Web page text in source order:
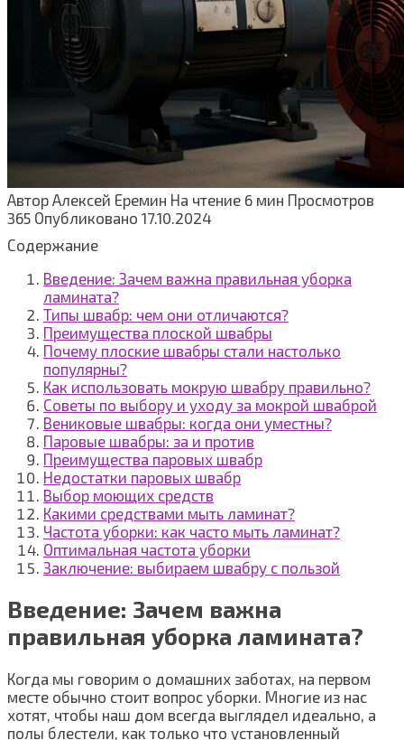
Автор Алексей Еремин На чтение 6 мин Просмотров
365 Опубликовано 17.10.2024
Содержание
Введение: Зачем важна правильная уборка
ламината?
Типы швабр: чем они отличаются?
Преимущества плоской швабры
Почему плоские швабры стали настолько
популярны?
Как использовать мокрую швабру правильно?
Советы по выбору и уходу за мокрой шваброй
Вениковые швабры: когда они уместны?
Паровые швабры: за и против
Преимущества паровых швабр
Недостатки паровых швабр
Выбор моющих средств
Какими средствами мыть ламинат?
Частота уборки: как часто мыть ламинат?
Оптимальная частота уборки
Заключение: выбираем швабру с пользой
Введение: Зачем важна
правильная уборка ламината?
Когда мы говорим о домашних заботах, на первом
месте обычно стоит вопрос уборки. Многие из нас
хотят, чтобы наш дом всегда выглядел идеально, а
полы блестели, как только что установленный